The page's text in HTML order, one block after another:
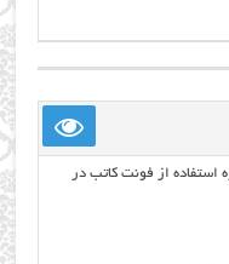
استفاده از فونت کاتب در